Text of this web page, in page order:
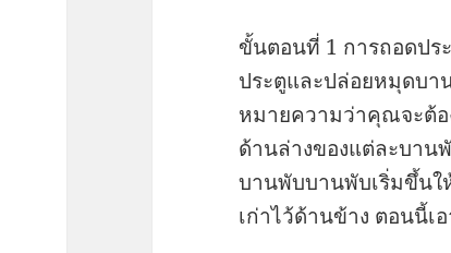
ขั้นตอนที่ 1 การถอดปร
ประตูและปล่อยหมุดบ
หมายความว่าคุณจะต้
ด้านล่างของแต่ละบาน
บานพับบานพับเริ่มขึ้นใ
เก่าไว้ด้านข้าง ตอนนี้เ